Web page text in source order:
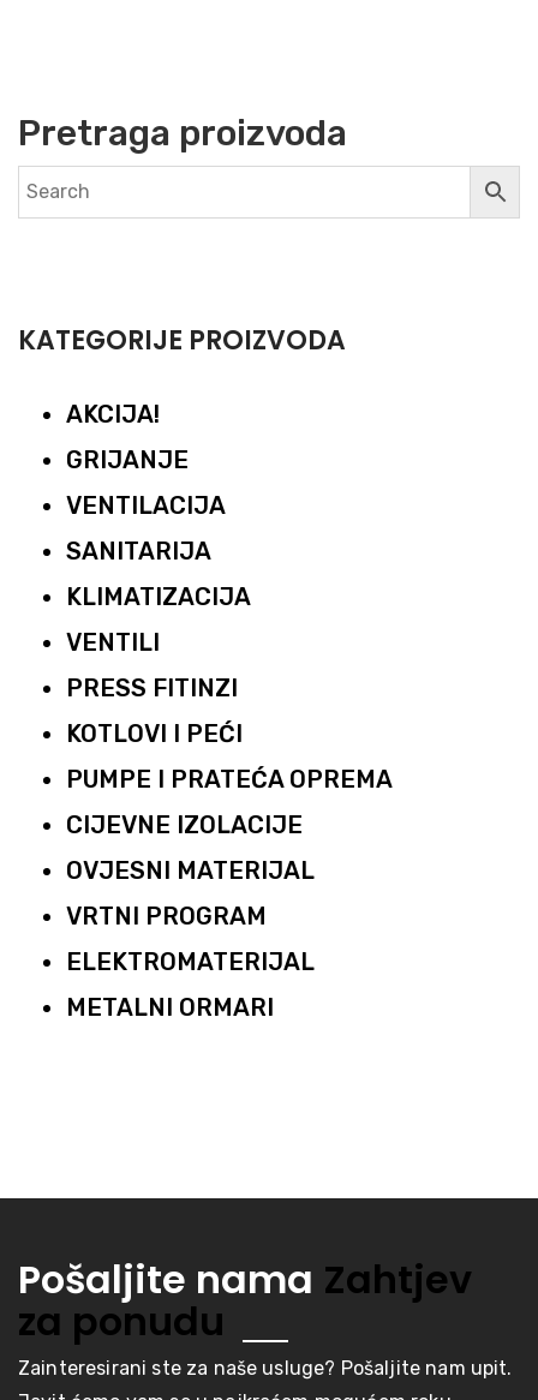
Pretraga proizvoda
KATEGORIJE PROIZVODA
AKCIJA!
GRIJANJE
VENTILACIJA
SANITARIJA
KLIMATIZACIJA
VENTILI
PRESS FITINZI
KOTLOVI I PEĆI
PUMPE I PRATEĆA OPREMA
CIJEVNE IZOLACIJE
OVJESNI MATERIJAL
VRTNI PROGRAM
ELEKTROMATERIJAL
METALNI ORMARI
Pošaljite nama Zahtjev
za ponudu
Zainteresirani ste za naše usluge? Pošaljite nam upit.